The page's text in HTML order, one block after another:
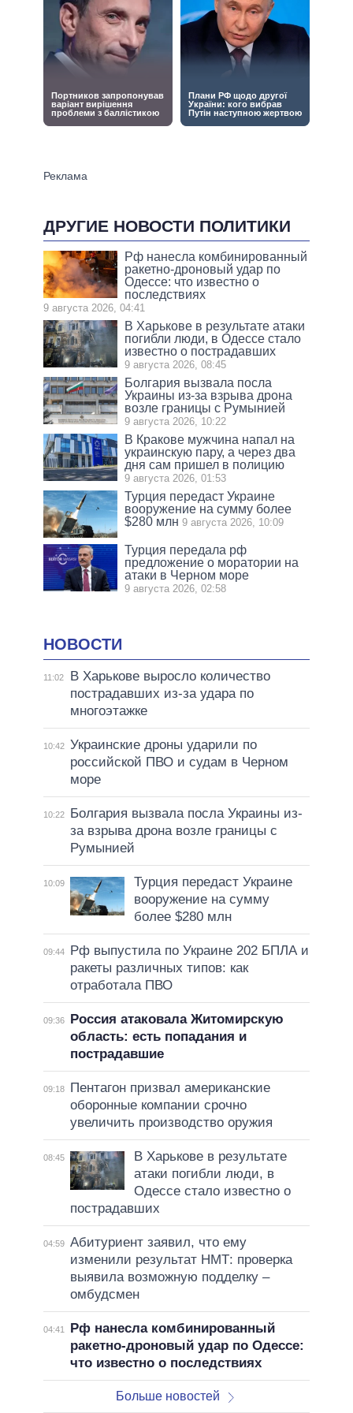
ДРУГИЕ НОВОСТИ ПОЛИТИКИ
Рф нанесла комбинированный
ракетно-дроновый удар по
Одессе: что известно о
последствиях
9 августа 2026, 04:41
В Харькове в результате атаки
погибли люди, в Одессе стало
известно о пострадавших
9 августа 2026, 08:45
Болгария вызвала посла
Украины из-за взрыва дрона
возле границы с Румынией
9 августа 2026, 10:22
В Кракове мужчина напал на
украинскую пару, а через два
дня сам пришел в полицию
9 августа 2026, 01:53
Турция передаст Украине
вооружение на сумму более
$280 млн 9 августа 2026, 10:09
Турция передала рф
предложение о моратории на
атаки в Черном море
9 августа 2026, 02:58
НОВОСТИ
11:02
В Харькове выросло количество
пострадавших из-за удара по
многоэтажке
10:42 Украинские дроны ударили по
российской ПВО и судам в Черном
море
10:22
Болгария вызвала посла Украины из-
за взрыва дрона возле границы с
Румынией
10:09
Турция передаст Украине
вооружение на сумму
более $280 млн
09:44
Рф выпустила по Украине 202 БПЛА и
ракеты различных типов: как
отработала ПВО
09:36
Россия атаковала Житомирскую
область: есть попадания и
пострадавшие
09:18
Пентагон призвал американские
оборонные компании срочно
увеличить производство оружия
08:45
В Харькове в результате
атаки погибли люди, в
Одессе стало известно о
пострадавших
04:59 Абитуриент заявил, что ему
изменили результат НМТ: проверка
выявила возможную подделку –
омбудсмен
04:41
Рф нанесла комбинированный
ракетно-дроновый удар по Одессе:
что известно о последствиях
Больше новостей